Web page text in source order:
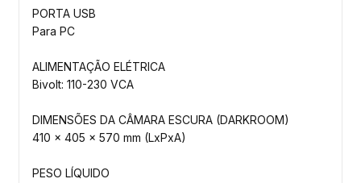
PORTA USB
Para PC
ALIMENTAÇÃO ELÉTRICA
Bivolt: 110-230 VCA
DIMENSÕES DA CÂMARA ESCURA (DARKROOM)
410 x 405 x 570 mm (LxPxA)
PESO LÍQUIDO